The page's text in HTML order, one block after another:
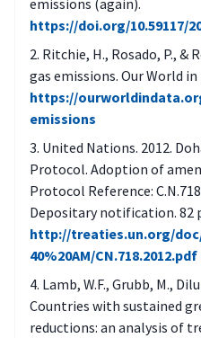
https://doi.org/10.59117/
Ritchie, H., Rosado, P., &
gas emissions. Our World
https://
emissions
United Nations. 2012.
Protocol. Adoption of
Protocol Reference:
Depositary notification. 82
http://treaties.un.org/doc/
40%20AM/CN.718.2012.pdf
Lamb, W.F., Grubb, M.,
Countries with sustained
reductions: an analysis of